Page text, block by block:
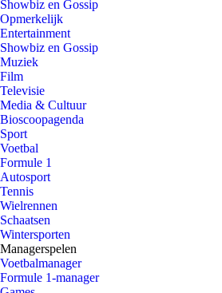
Showbiz en Gossip
Opmerkelijk
Entertainment
Showbiz en Gossip
Muziek
Film
Televisie
Media & Cultuur
Bioscoopagenda
Sport
Voetbal
Formule 1
Autosport
Tennis
Wielrennen
Schaatsen
Wintersporten
Managerspelen
Voetbalmanager
Formule 1-manager